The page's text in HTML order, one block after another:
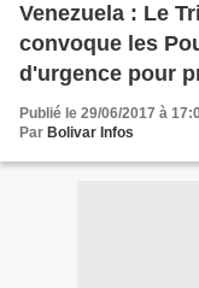
Venezuela : Le
convoque les
d'urgence pour
sécurité
Publié le 29/06/2017 à
Par Bolivar Infos